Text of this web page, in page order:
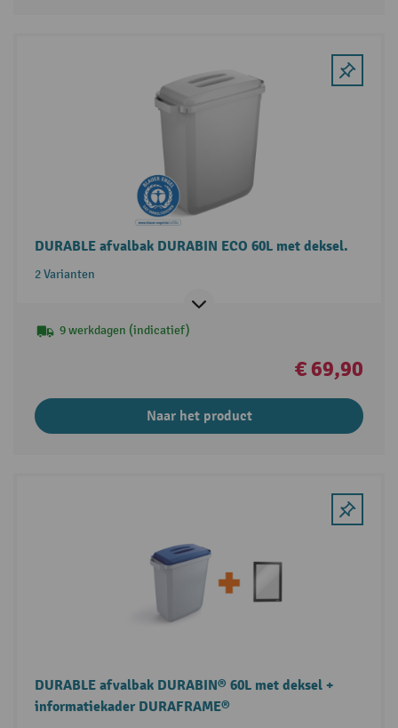
DURABLE afvalbak DURABIN ECO 60L met deksel.
2 Varianten
9 werkdagen (indicatief)
€ 69,90
Naar het product
DURABLE afvalbak DURABIN® 60L met deksel +
informatiekader DURAFRAME®